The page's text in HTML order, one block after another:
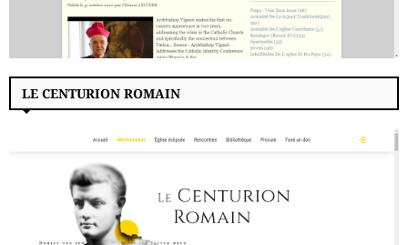
LE CENTURION ROMAIN